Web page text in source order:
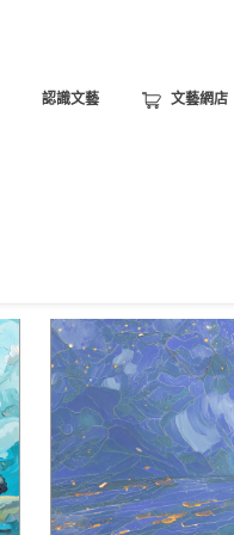
認識文藝 文藝網店